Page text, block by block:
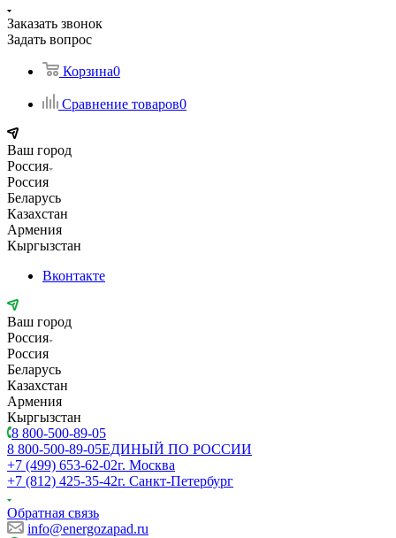
Заказать звонок
Задать вопрос
Корзина0
Сравнение товаров0
Ваш город
Россия
Россия
Беларусь
Казахстан
Армения
Кыргызстан
Вконтакте
Ваш город
Россия
Россия
Беларусь
Казахстан
Армения
Кыргызстан
8 800-500-89-05
8 800-500-89-05ЕДИНЫЙ ПО РОССИИ
+7 (499) 653-62-02г. Москва
+7 (812) 425-35-42г. Санкт-Петербург
Обратная связь
info@energozapad.ru